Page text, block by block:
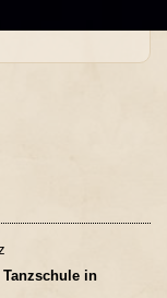
Tanzschule in